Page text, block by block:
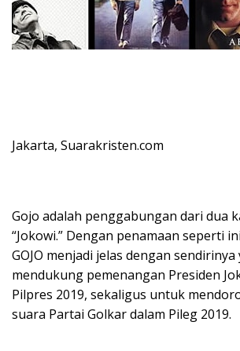
Jakarta, Suarakristen.com
Gojo adalah penggabungan dari dua
“Jokowi.” Dengan penamaan seperti
GOJO menjadi jelas dengan
mendukung pemenangan Presiden
Pilpres 2019, sekaligus untuk
suara Partai Golkar dalam Pileg 2019.